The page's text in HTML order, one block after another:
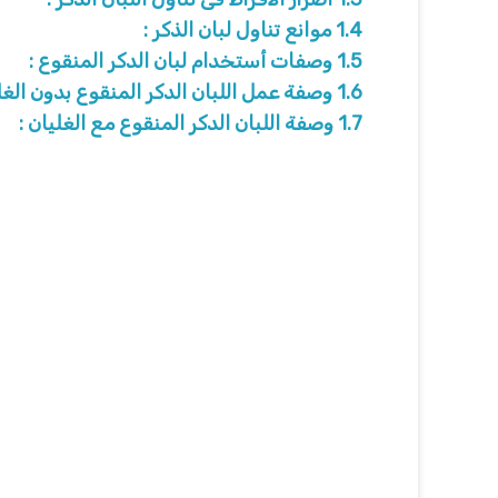
1.4 موانع تناول لبان الذكر :
1.5 وصفات أستخدام لبان الدكر المنقوع :
1.6 وصفة عمل اللبان الدكر المنقوع بدون
1.7 وصفة اللبان الدكر المنقوع مع الغليان :